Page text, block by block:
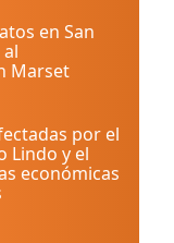
en San
Marset
por el
Lindo y el
económicas